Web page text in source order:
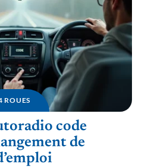
ROUES
code
de